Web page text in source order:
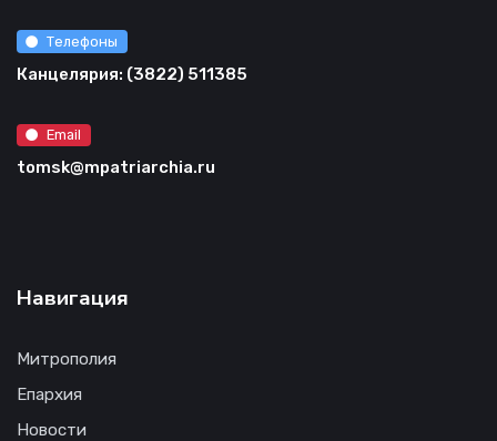
Телефоны
Канцелярия: (3822) 511385
Email
tomsk@mpatriarchia.ru
Навигация
Митрополия
Епархия
Новости